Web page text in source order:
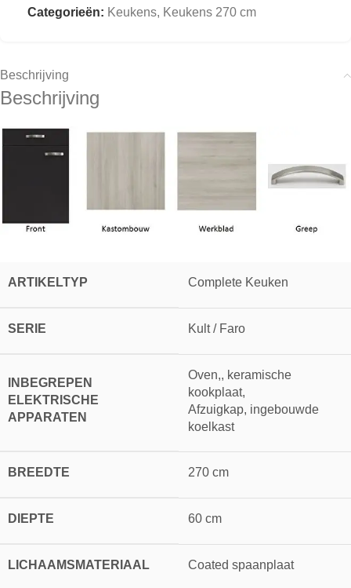
Categorieën: Keukens, Keukens 270 cm
Beschrijving
Beschrijving
ARTIKELTYP Complete Keuken
SERIE Kult / Faro
INBEGREPEN
ELEKTRISCHE
APPARATEN
Oven,, keramische
kookplaat,
Afzuigkap, ingebouwde
koelkast
BREEDTE 270 cm
DIEPTE 60 cm
LICHAAMSMATERIAAL Coated spaanplaat